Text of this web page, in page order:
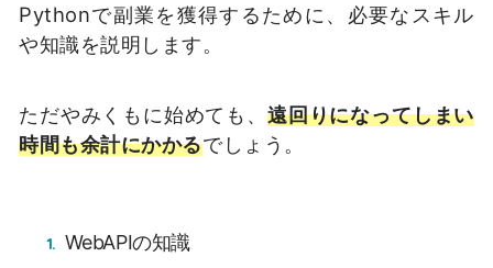
Pythonで副業を獲得するために、必要なスキル
や知識を説明します。
ただやみくもに始めても、 遠回りになってしまい
時間も余計にかかるでしょう。
WebAPIの知識